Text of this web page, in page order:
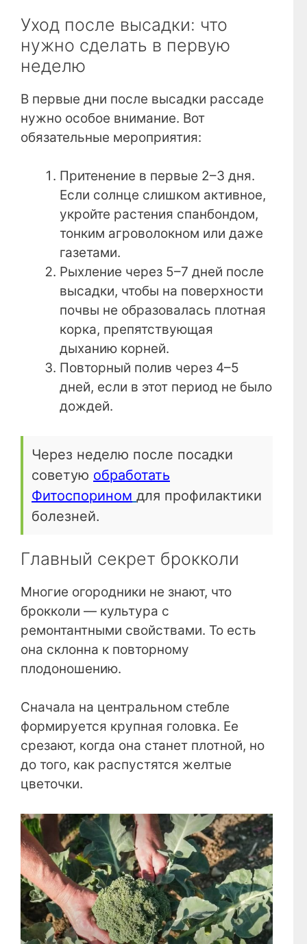
Уход после высадки: что
нужно сделать в первую
неделю
В первые дни после высадки рассаде
нужно особое внимание. Вот
обязательные мероприятия:
Притенение в первые 2–3 дня.
Если солнце слишком активное,
укройте растения спанбондом,
тонким агроволокном или даже
газетами.
Рыхление через 5–7 дней после
высадки, чтобы на поверхности
почвы не образовалась плотная
корка, препятствующая
дыханию корней.
Повторный полив через 4–5
дней, если в этот период не было
дождей.
Через неделю после посадки
советую обработать
Фитоспорином для профилактики
болезней.
Главный секрет брокколи
Многие огородники не знают, что
брокколи — культура с
ремонтантными свойствами. То есть
она склонна к повторному
плодоношению.
Сначала на центральном стебле
формируется крупная головка. Ее
срезают, когда она станет плотной, но
до того, как распустятся желтые
цветочки.